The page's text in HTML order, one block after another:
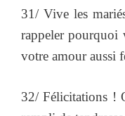
31/ Vive les
rappeler pourquoi
votre amour aussi
32/ Félicitations !